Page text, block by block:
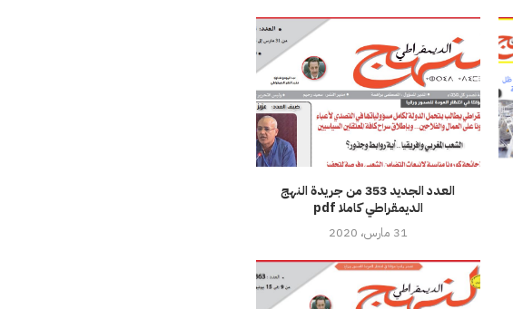
العدد الجديد 353 من جريدة النهج
الديمقراطي كاملا pdf
31 مارس، 2020